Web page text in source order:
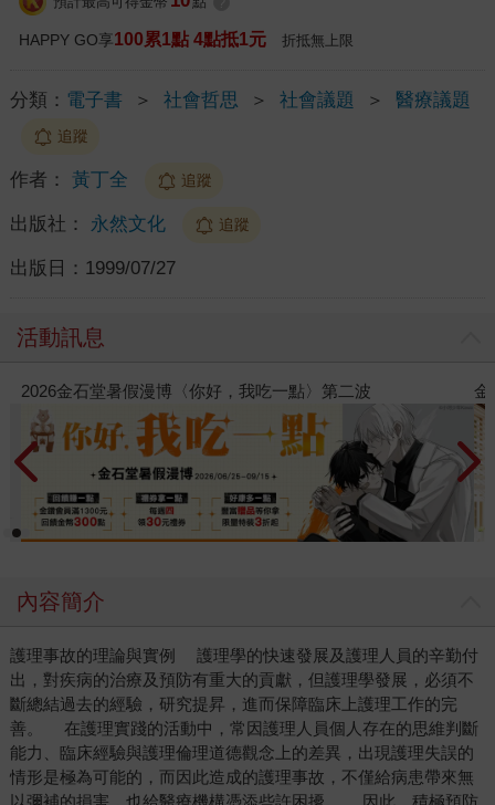
HAPPY GO享100累1點 4點抵1元 折抵無上限
分類： 電子書 ＞ 社會哲思 ＞ 社會議題 ＞ 醫療議題
追蹤
作者： 黃丁全 追蹤
出版社： 永然文化 追蹤
出版日： 1999/07/27
活動訊息
金石堂2026海外優惠：電子書
內容簡介
護理事故的理論與實例 護理學的快速發展及護理人員的辛勤付
出，對疾病的治療及預防有重大的貢獻，但護理學發展，必須不
斷總結過去的經驗，研究提昇，進而保障臨床上護理工作的完
善。 在護理實踐的活動中，常因護理人員個人存在的思維判斷
能力、臨床經驗與護理倫理道德觀念上的差異，出現護理失誤的
情形是極為可能的，而因此造成的護理事故，不僅給病患帶來無
以彌補的損害，也給醫療機構憑添些許困擾。 因此，積極預防